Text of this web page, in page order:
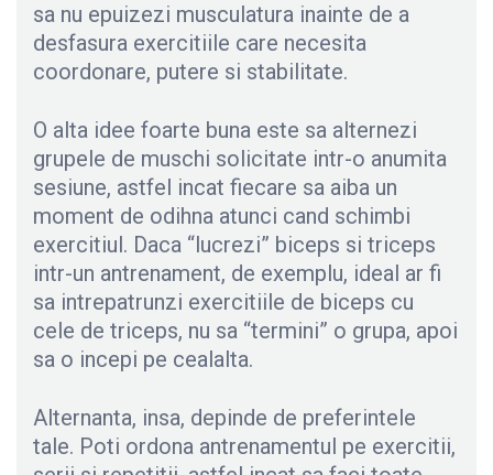
sa nu epuizezi musculatura inainte de a
desfasura exercitiile care necesita
coordonare, putere si stabilitate.
O alta idee foarte buna este sa alternezi
grupele de muschi solicitate intr-o anumita
sesiune, astfel incat fiecare sa aiba un
moment de odihna atunci cand schimbi
exercitiul. Daca “lucrezi” biceps si triceps
intr-un antrenament, de exemplu, ideal ar fi
sa intrepatrunzi exercitiile de biceps cu
cele de triceps, nu sa “termini” o grupa, apoi
sa o incepi pe cealalta.
Alternanta, insa, depinde de preferintele
tale. Poti ordona antrenamentul pe exercitii,